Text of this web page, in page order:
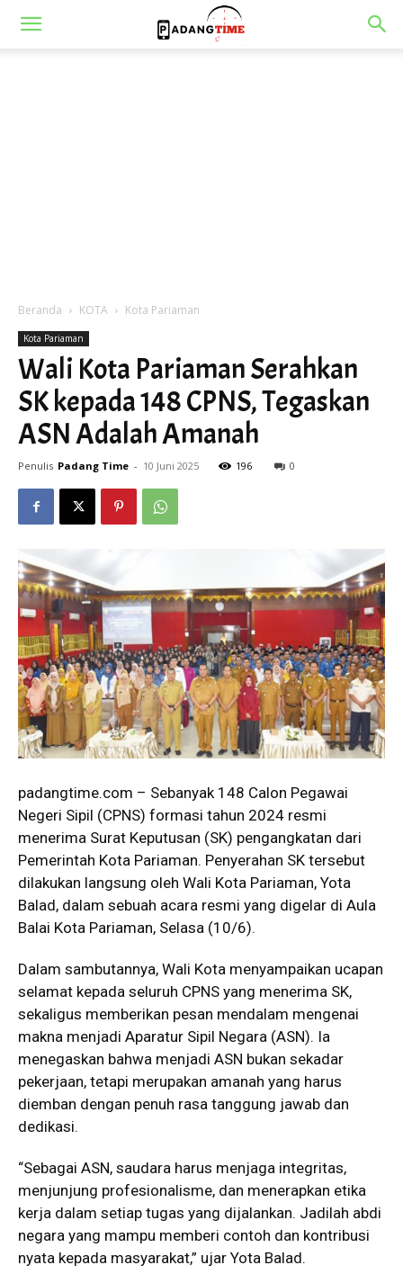
Beranda KOTA Kota Pariaman
Kota Pariaman
Wali Kota Pariaman Serahkan
SK kepada 148 CPNS, Tegaskan
ASN Adalah Amanah
Penulis Padang Time - 10 Juni 2025 196 0
padangtime.com – Sebanyak 148 Calon Pegawai
Negeri Sipil (CPNS) formasi tahun 2024 resmi
menerima Surat Keputusan (SK) pengangkatan dari
Pemerintah Kota Pariaman. Penyerahan SK tersebut
dilakukan langsung oleh Wali Kota Pariaman, Yota
Balad, dalam sebuah acara resmi yang digelar di Aula
Balai Kota Pariaman, Selasa (10/6).
Dalam sambutannya, Wali Kota menyampaikan ucapan
selamat kepada seluruh CPNS yang menerima SK,
sekaligus memberikan pesan mendalam mengenai
makna menjadi Aparatur Sipil Negara (ASN). Ia
menegaskan bahwa menjadi ASN bukan sekadar
pekerjaan, tetapi merupakan amanah yang harus
diemban dengan penuh rasa tanggung jawab dan
dedikasi.
“Sebagai ASN, saudara harus menjaga integritas,
menjunjung profesionalisme, dan menerapkan etika
kerja dalam setiap tugas yang dijalankan. Jadilah abdi
negara yang mampu memberi contoh dan kontribusi
nyata kepada masyarakat,” ujar Yota Balad.